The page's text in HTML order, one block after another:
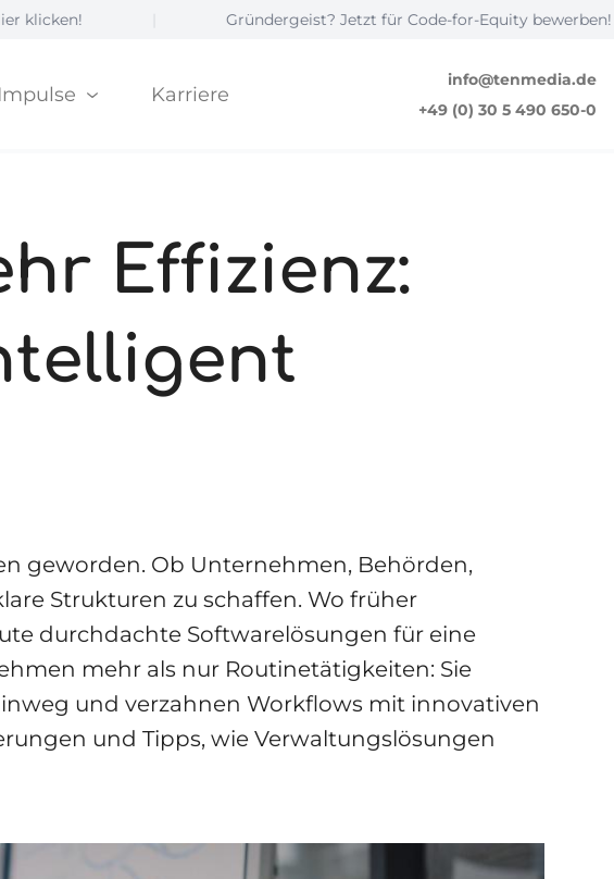
| Gründergeist? Jetzt für Code-for-Equity bewerben! ☝️ |
Impulse Karriere
info@tenmedia.de
+49 (0) 30 5 490 650-0
Effizienz:
geworden. Ob Unternehmen, Behörden,
Strukturen zu schaffen. Wo früher
durchdachte Softwarelösungen für eine
mehr als nur Routinetätigkeiten: Sie
und verzahnen Workflows mit innovativen
und Tipps, wie Verwaltungslösungen